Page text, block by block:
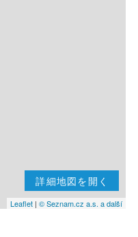
詳細地図を開く
Leaflet | © Seznam.cz a.s. a další